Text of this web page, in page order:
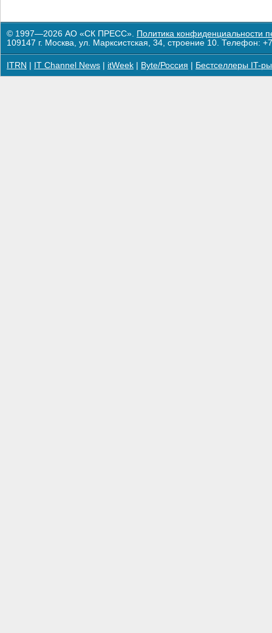
© 1997—2026 АО «СК ПРЕСС». Политика конфиденциальности
109147 г. Москва, ул. Марксистская, 34, строение 10. Телефон:
ITRN IT Channel News itWeek Byte/Россия Бестселлеры IT-